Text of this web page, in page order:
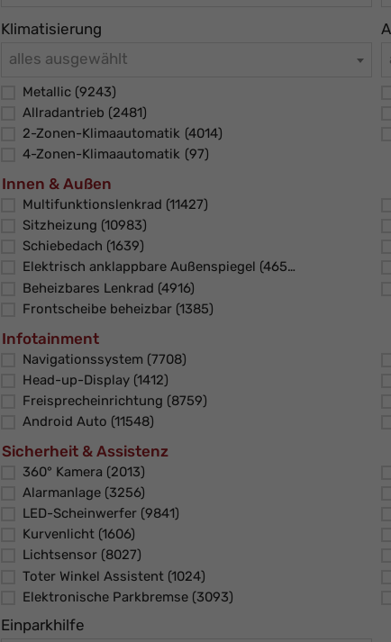
Klimatisierung
alles ausgewählt
Metallic (9243)
Allradantrieb (2481)
2-Zonen-Klimaautomatik (4014)
4-Zonen-Klimaautomatik (97)
Innen & Außen
Multifunktionslenkrad (11427)
Sitzheizung (10983)
Schiebedach (1639)
Elektrisch anklappbare Außenspiegel (4657)
Beheizbares Lenkrad (4916)
Frontscheibe beheizbar (1385)
Infotainment
Navigationssystem (7708)
Head-up-Display (1412)
Freisprecheinrichtung (8759)
Android Auto (11548)
Sicherheit & Assistenz
360° Kamera (2013)
Alarmanlage (3256)
LED-Scheinwerfer (9841)
Kurvenlicht (1606)
Lichtsensor (8027)
Toter Winkel Assistent (1024)
Elektronische Parkbremse (3093)
Einparkhilfe